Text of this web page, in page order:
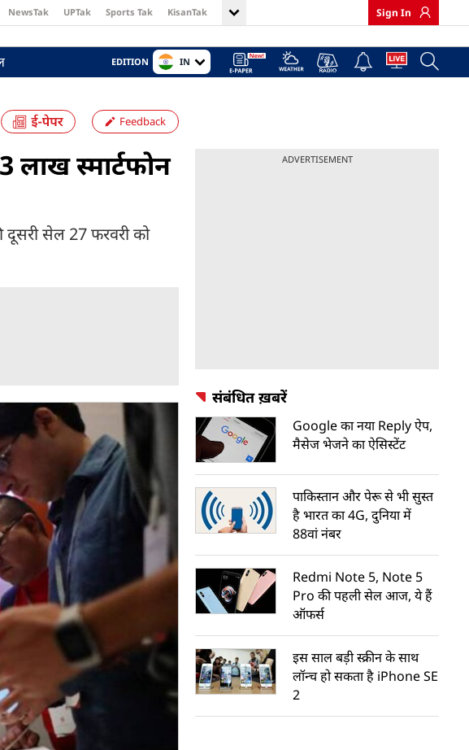
NewsTak UPTak Sports Tak KisanTak Sign In
EDITION IN
Feedback
स्मार्टफोन
सेल 27 फरवरी को
ADVERTISEMENT
संबंधित ख़बरें
Google का नया Reply ऐप,
मैसेज भेजने का ऐसिस्टेंट
पाकिस्तान और पेरू से भी सुस्त
है भारत का 4G, दुनिया में
88वां नंबर
Redmi Note 5, Note 5
Pro की पहली सेल आज, ये हैं
ऑफर्स
इस साल बड़ी स्क्रीन के साथ
लॉन्च हो सकता है iPhone SE
2